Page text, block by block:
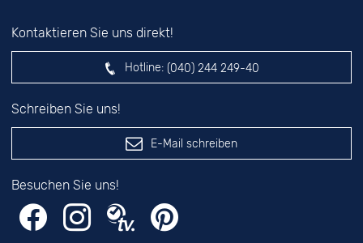
Kontaktieren Sie uns direkt!
Hotline: (040) 244 249-40
Schreiben Sie uns!
E-Mail schreiben
Besuchen Sie uns!